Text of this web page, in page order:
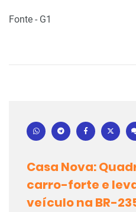
Fonte - G1
Casa Nova:
carro-forte e
veículo na BR-